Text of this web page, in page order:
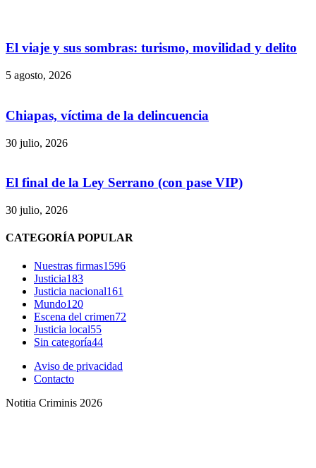
El viaje y sus sombras: turismo, movilidad y delito
5 agosto, 2026
Chiapas, víctima de la delincuencia
30 julio, 2026
El final de la Ley Serrano (con pase VIP)
30 julio, 2026
CATEGORÍA POPULAR
Nuestras firmas1596
Justicia183
Justicia nacional161
Mundo120
Escena del crimen72
Justicia local55
Sin categoría44
Aviso de privacidad
Contacto
Notitia Criminis 2026